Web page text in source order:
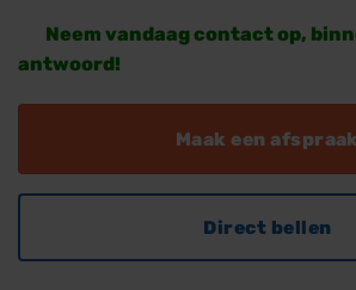
Neem vandaag contact op,
antwoord!
Maak een afspraak
Direct bellen